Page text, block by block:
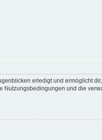
erledigt und ermöglicht
und die